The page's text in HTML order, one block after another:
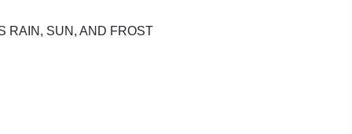
RAIN, SUN, AND FROST